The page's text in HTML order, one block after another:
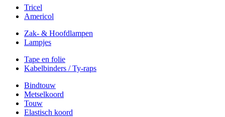
Tricel
Americol
Zak- & Hoofdlampen
Lampjes
Tape en folie
Kabelbinders / Ty-raps
Bindtouw
Metselkoord
Touw
Elastisch koord